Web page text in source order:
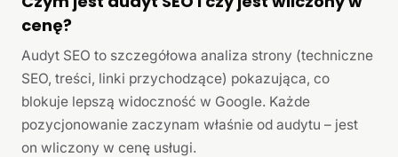
cenę?
Audyt SEO to szczegółowa analiza strony (techniczne
SEO, treści, linki przychodzące) pokazująca, co
blokuje lepszą widoczność w Google. Każde
pozycjonowanie zaczynam właśnie od audytu – jest
on wliczony w cenę usługi.